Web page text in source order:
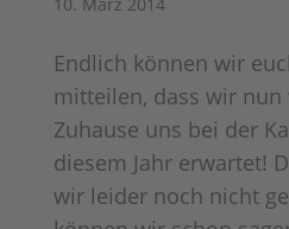
Endlich können wir
mitteilen, dass wir nun
Zuhause uns bei der
diesem Jahr erwartet!
wir leider noch nicht